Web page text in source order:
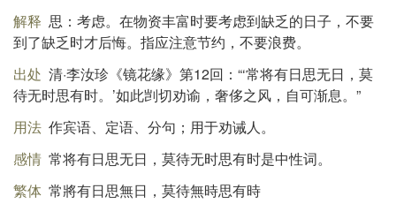
解释 思：考虑。在物资丰富时要考虑到缺乏的日子，不要
到了缺乏时才后悔。指应注意节约，不要浪费。
出处 清·李汝珍《镜花缘》第12回：“‘常将有日思无日，莫
待无时思有时。’如此剀切劝谕，奢侈之风，自可渐息。”
用法 作宾语、定语、分句；用于劝诫人。
感情 常将有日思无日，莫待无时思有时是中性词。
繁体 常將有日思無日，莫待無時思有時